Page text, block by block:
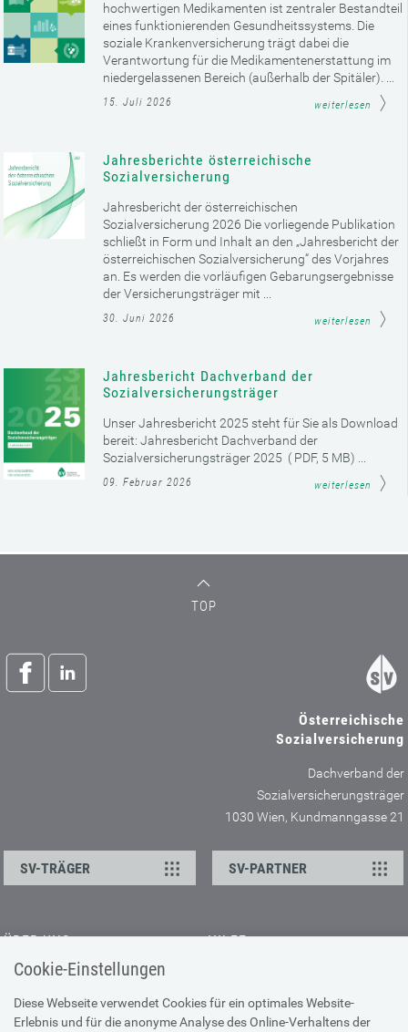
Cookie-Einstellungen
Diese Webseite verwendet Cookies für ein optimales Website-
Erlebnis und für die anonyme Analyse des Online-Verhaltens der
hochwertigen Medikamenten ist zentraler Bestandteil
eines funktionierenden Gesundheitssystems. Die
soziale Krankenversicherung trägt dabei die
Verantwortung für die Medikamentenerstattung im
niedergelassenen Bereich (außerhalb der Spitäler). ...
15. Juli 2026 weiterlesen
Jahresberichte österreichische
Sozialversicherung
Jahresbericht der österreichischen
Sozialversicherung 2026 Die vorliegende Publikation
schließt in Form und Inhalt an den „Jahresbericht der
österreichischen Sozialversicherung“ des Vorjahres
an. Es werden die vorläufigen Gebarungsergebnisse
der Versicherungsträger mit ...
30. Juni 2026 weiterlesen
Jahresbericht Dachverband der
Sozialversicherungsträger
Unser Jahresbericht 2025 steht für Sie als Download
bereit: Jahresbericht Dachverband der
Sozialversicherungsträger 2025 ( PDF, 5 MB) ...
09. Februar 2026 weiterlesen
TOP
Österreichische
Sozialversicherung
Dachverband der
Sozialversicherungsträger
1030 Wien, Kundmanngasse 21
SV-TRÄGER SV-PARTNER
ÜBER UNS
Kontakt
Offene Stellen
Presse
HILFE
Browser-Info & Sicherheit
Hilfe zur Suche